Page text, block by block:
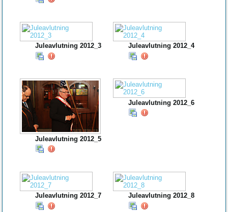
Juleavlutning 2012_3 Juleavlutning 2012_4
Juleavlutning 2012_5
Juleavlutning 2012_6
Juleavlutning 2012_7 Juleavlutning 2012_8